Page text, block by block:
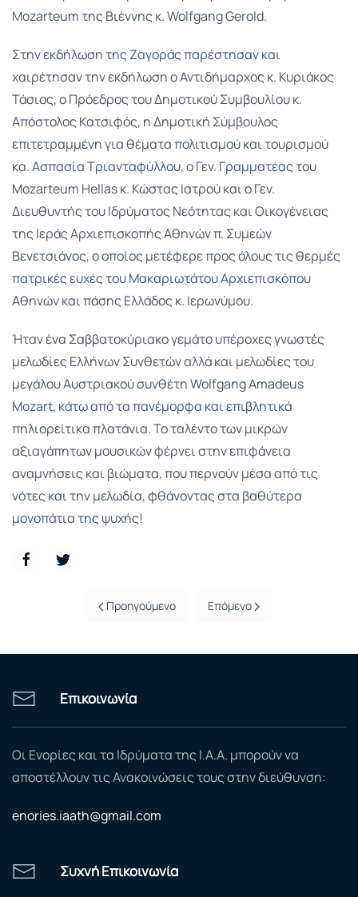
Mozarteum της Βιέννης κ. Wolfgang Gerold.
Στην εκδήλωση της Ζαγοράς παρέστησαν και
χαιρέτησαν την εκδήλωση ο Αντιδήμαρχος κ. Κυριάκος
Τάσιος, ο Πρόεδρος του Δημοτικού Συμβουλίου κ.
Απόστολος Κατσιφός, η Δημοτική Σύμβουλος
επιτετραμμένη για θέματα πολιτισμού και τουρισμού
κα. Ασπασία Τριανταφύλλου, ο Γεν. Γραμματέας του
Mozarteum Hellas κ. Κώστας Ιατρού και ο Γεν.
Διευθυντής του Ιδρύματος Νεότητας και Οικογένειας
της Ιεράς Αρχιεπισκοπής Αθηνών π. Συμεών
Βενετσιάνος, ο οποίος μετέφερε προς όλους τις θερμές
πατρικές ευχές του Μακαριωτάτου Αρχιεπισκόπου
Αθηνών και πάσης Ελλάδος κ. Ιερωνύμου.
Ήταν ένα Σαββατοκύριακο γεμάτο υπέροχες γνωστές
μελωδίες Ελλήνων Συνθετών αλλά και μελωδίες του
μεγάλου Αυστριακού συνθέτη Wolfgang Amadeus
Mozart, κάτω από τα πανέμορφα και επιβλητικά
πηλιορείτικα πλατάνια. Το ταλέντο των μικρών
αξιαγάπητων μουσικών φέρνει στην επιφάνεια
αναμνήσεις και βιώματα, που περνούν μέσα από τις
νότες και την μελωδία, φθάνοντας στα βαθύτερα
μονοπάτια της ψυχής!
Προηγούμενο Επόμενο
Επικοινωνία
Οι Ενορίες και τα Ιδρύματα της Ι.Α.Α. μπορούν να
αποστέλλουν τις Ανακοινώσεις τους στην διεύθυνση:
enories.iaath@gmail.com
Συχνή Επικοινωνία